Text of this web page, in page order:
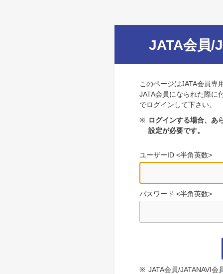
JATA会員/
このページはJATA会員専
JATA会員になられた際に
でログインして下さい。
※ ログインする場合、あ
設定が必要です。
ユーザーID <半角英数>
パスワード <半角英数>
※ JATA会員/JATANAVI